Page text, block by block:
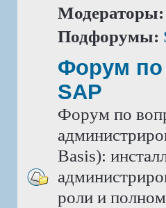
Модераторы:
Подфорумы:
Форум по
SAP
Форум по
Basis):
роли и